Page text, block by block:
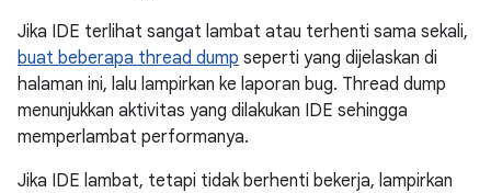
Jika IDE terlihat sangat lambat atau terhenti sama sekali,
buat beberapa thread dump seperti yang dijelaskan di
halaman ini, lalu lampirkan ke laporan bug. Thread dump
menunjukkan aktivitas yang dilakukan IDE sehingga
memperlambat performanya.
Jika IDE lambat, tetapi tidak berhenti bekerja, lampirkan